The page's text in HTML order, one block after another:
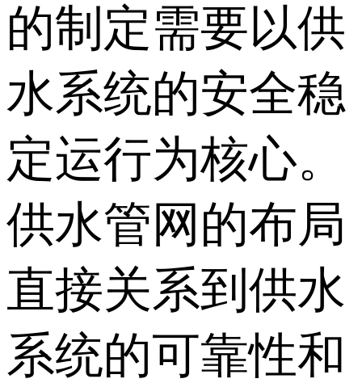
的制定需要以供
水系统的安全稳
定运行为核心。
供水管网的布局
直接关系到供水
系统的可靠性和